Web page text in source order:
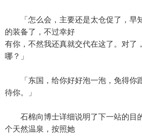
「怎么会，主要还是太仓促了，早
的装备了，不过幸好
有你，不然我还真就交代在这了。对了
哪？」
「东国，给你好好泡一泡，免得你
待你。」
石棉向博士详细说明了下一站的目
个天然温泉，按照她